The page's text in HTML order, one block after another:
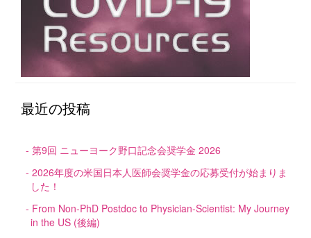
最近の投稿
第9回 ニューヨーク野口記念会奨学金 2026
2026年度の米国日本人医師会奨学金の応募受付が始まりま
した！
From Non-PhD Postdoc to Physician-Scientist: My Journey
in the US (後編)